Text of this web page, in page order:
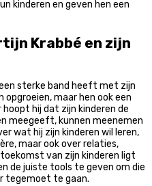
kinderen en geven hen een
Krabbé en zijn
sterke band heeft met zijn
opgroeien, maar hen ook een
hij dat zijn kinderen de
meegeeft, kunnen meenemen
wat hij zijn kinderen wil leren,
maar ook over relaties,
van zijn kinderen ligt
de juiste tools te geven om die
tegemoet te gaan.